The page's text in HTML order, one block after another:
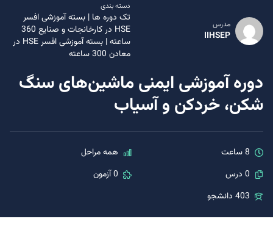
مدرس
IIHSEP
دسته بندی
تک دوره ها | بسته آموزشی افسر
HSE در کارخانجات و صنایع 360
ساعته|
بسته آموزشی افسر HSE در
معادن 300 ساعته
دوره آموزشی ایمنی ماشین‌های سنگ
شکن، خردکن و آسیاب
8 ساعت
همه مراحل
0 درس
0 آزمون
403 دانشجو